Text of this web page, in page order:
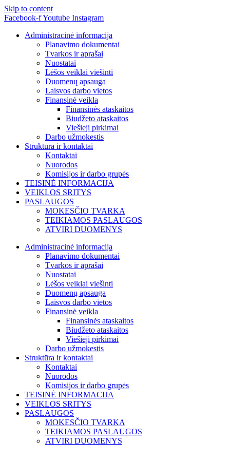
Skip to content
Facebook-fYoutube Instagram
Administracinė informacija
Planavimo dokumentai
Tvarkos ir aprašai
Nuostatai
Lėšos veiklai viešinti
Duomenų apsauga
Laisvos darbo vietos
Finansinė veikla
Finansinės ataskaitos
Biudžeto ataskaitos
Viešieji pirkimai
Darbo užmokestis
Struktūra ir kontaktai
Kontaktai
Nuorodos
Komisijos ir darbo grupės
TEISINĖ INFORMACIJA
VEIKLOS SRITYS
PASLAUGOS
MOKESČIO TVARKA
TEIKIAMOS PASLAUGOS
ATVIRI DUOMENYS
Administracinė informacija
Planavimo dokumentai
Tvarkos ir aprašai
Nuostatai
Lėšos veiklai viešinti
Duomenų apsauga
Laisvos darbo vietos
Finansinė veikla
Finansinės ataskaitos
Biudžeto ataskaitos
Viešieji pirkimai
Darbo užmokestis
Struktūra ir kontaktai
Kontaktai
Nuorodos
Komisijos ir darbo grupės
TEISINĖ INFORMACIJA
VEIKLOS SRITYS
PASLAUGOS
MOKESČIO TVARKA
TEIKIAMOS PASLAUGOS
ATVIRI DUOMENYS